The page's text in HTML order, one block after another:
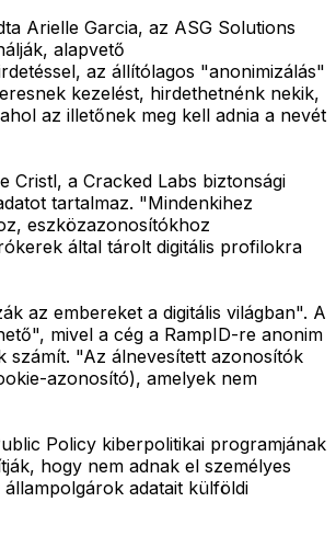
Arielle Garcia, az ASG Solutions
alapvető
az állítólagos "anonimizálás"
kezelést, hirdethetnénk nekik,
az illetőnek meg kell adnia a nevét
Cristl, a Cracked Labs biztonsági
tartalmaz. "Mindenkihez
eszközazonosítókhoz
által tárolt digitális profilokra
az embereket a digitális világban". A
mivel a cég a RampID-re anonim
számít. "Az álnevesített azonosítók
azonosító), amelyek nem
Policy kiberpolitikai programjának
hogy nem adnak el személyes
állampolgárok adatait külföldi